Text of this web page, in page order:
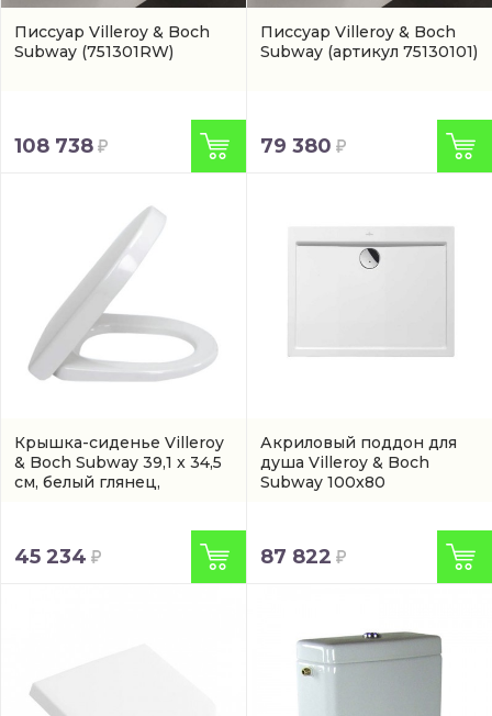
Писсуар Villeroy & Boch
Subway (751301RW)
108 738
Писсуар Villeroy & Boch
Subway (артикул 75130101)
79 380
Крышка-сиденье Villeroy
& Boch Subway 39,1 x 34,5
см, белый глянец,
45 234
Акриловый поддон для
душа Villeroy & Boch
Subway 100x80
87 822